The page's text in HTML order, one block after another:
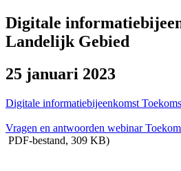
Digitale
Landelijk Gebied
25 januari 2023
Digitale informatiebijeenkomst
Vragen en antwoorden webinar
PDF-bestand, 309 KB)